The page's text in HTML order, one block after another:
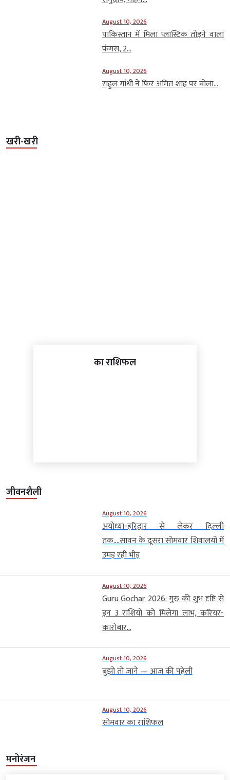
August 10, 2026
पाकिस्तान में मिला प्लास्टिक तोड़ने वाला
फंगस, 2...
August 10, 2026
राहुल गांधी ने फिर अमित शाह पर बोला...
खरी-खरी
का राशिफल
जीवनशैली
August 10, 2026
अयोध्या-हरिद्वार से लेकर दिल्ली
तक….सावन के दूसरा सोमवार शिवालयों में
उमड़ रही भीड़
August 10, 2026
Guru Gochar 2026: गुरु की शुभ दृष्टि से
इन 3 राशियों को मिलेगा लाभ, करियर-
कारोबार...
August 10, 2026
बुझो तो जाने — आज की पहेली
August 10, 2026
सोमवार का राशिफल
मनोरंजन